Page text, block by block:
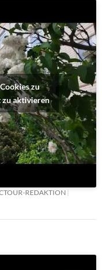
zu
zu aktivieren
REDAKTION